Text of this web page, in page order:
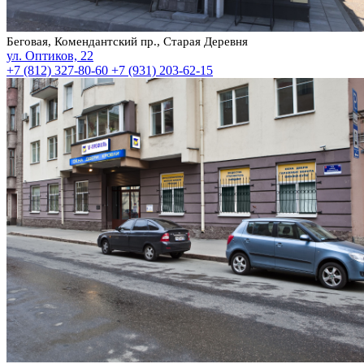
Беговая, Комендантский пр., Старая Деревня
ул. Оптиков, 22
+7 (812) 327-80-60 +7 (931) 203-62-15